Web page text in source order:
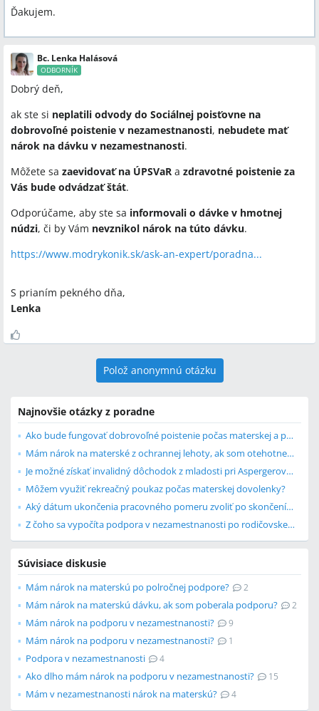
Ďakujem.
Bc. Lenka Halásová
ODBORNÍK
Dobrý deň,
ak ste si neplatili odvody do Sociálnej poisťovne na
dobrovoľné poistenie v nezamestnanosti, nebudete mať
nárok na dávku v nezamestnanosti.
Môžete sa zaevidovať na ÚPSVaR a zdravotné poistenie za
Vás bude odvádzať štát.
Odporúčame, aby ste sa informovali o dávke v hmotnej
núdzi, či by Vám nevznikol nárok na túto dávku.
https://www.modrykonik.sk/ask-an-expert/poradna...
S prianím pekného dňa,
Lenka
Polož anonymnú otázku
Najnovšie otázky z poradne
Ako bude fungovať dobrovoľné poistenie počas materskej a pri druhom dieťati?
Mám nárok na materské z ochrannej lehoty, ak som otehotnela po skončení praco...
Je možné získať invalidný dôchodok z mladosti pri Aspergerovom syndróme?
Môžem využiť rekreačný poukaz počas materskej dovolenky?
Aký dátum ukončenia pracovného pomeru zvoliť po skončení rodičovskej dovolenky?
Z čoho sa vypočíta podpora v nezamestnanosti po rodičovskej dovolenke?
Súvisiace diskusie
Mám nárok na materskú po polročnej podpore? 2
Mám nárok na materskú dávku, ak som poberala podporu? 2
Mám nárok na podporu v nezamestnanosti? 9
Mám nárok na podporu v nezamestnanosti? 1
Podpora v nezamestnanosti 4
Ako dlho mám nárok na podporu v nezamestnanosti? 15
Mám v nezamestnanosti nárok na materskú? 4